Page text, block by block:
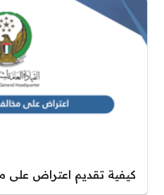
كيفية تقديم اعتراض على